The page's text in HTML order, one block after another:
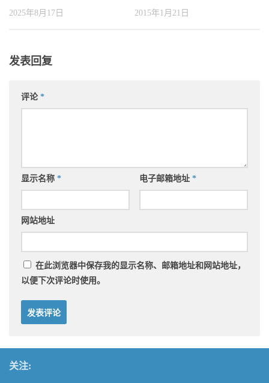
2025年8月17日 2015年1月21日
发表回复
评论 *
显示名称 * 电子邮箱地址 *
网站地址
在此浏览器中保存我的显示名称、邮箱地址和网站地址，
以便下次评论时使用。
关注: